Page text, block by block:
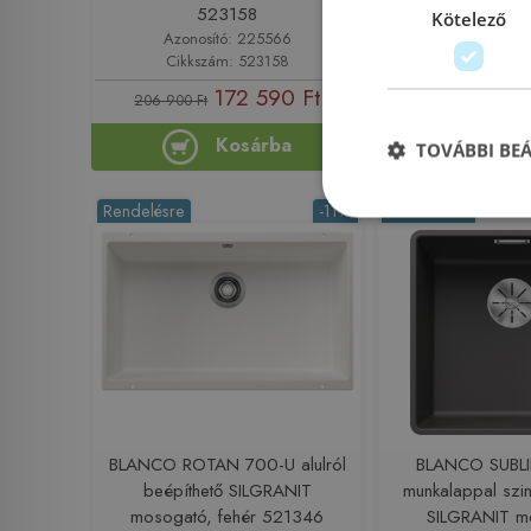
523158
Azonosító: 225566
Cikkszám: 523158
206 900 Ft 172 590 Ft
Kosárba
527396
Azonosító:
Cikkszám:
-11%
Rendelésre
BLANCO ROTAN 700-U alulról
beépíthető SILGRANIT
mosogató, fehér 521346
BLANCO
munkalappal
SILGRANIT
Kötelező
TOVÁBBI